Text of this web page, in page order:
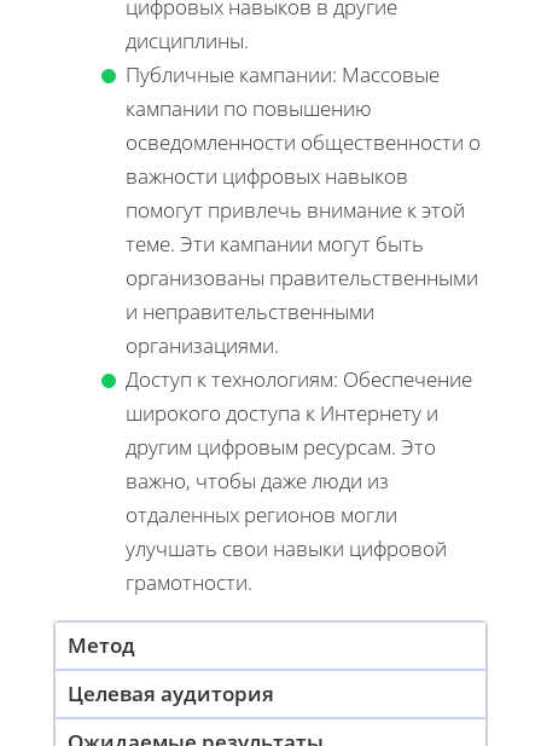
цифровых навыков в другие
дисциплины.
Публичные кампании: Массовые
кампании по повышению
осведомленности общественности о
важности цифровых навыков
помогут привлечь внимание к этой
теме. Эти кампании могут быть
организованы правительственными
и неправительственными
организациями.
Доступ к технологиям: Обеспечение
широкого доступа к Интернету и
другим цифровым ресурсам. Это
важно, чтобы даже люди из
отдаленных регионов могли
улучшать свои навыки цифровой
грамотности.
Метод
Целевая аудитория